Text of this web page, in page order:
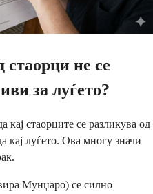
стаорци не се
за луѓето?
кај стаорците се разликува од
кај луѓето. Ова многу значи
Мунџаро) се силно